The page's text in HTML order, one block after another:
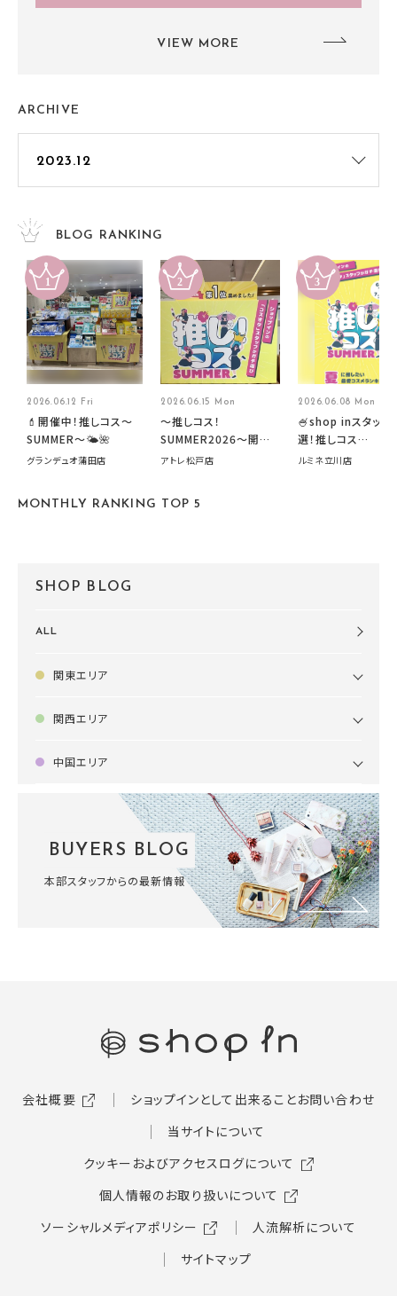
VIEW MORE
ARCHIVE
BLOG RANKING
2026.06.12 Fri
💄開催中！推しコス〜
SUMMER〜🌤️🌺
グランデュオ蒲田店
2026.06.15 Mon
～推しコス！
SUMMER2026～開催
中です！
アトレ松戸店
2026.06.08 Mon
🍧shop inスタッフ
選！推しコス
summer2026開催
ルミネ立川店
MONTHLY RANKING TOP 5
SHOP BLOG
ALL
関東エリア
関西エリア
中国エリア
BUYERS BLOG
本部スタッフからの最新情報
会社概要 ショップインとして出来ることお問い合わせ
当サイトについて
クッキーおよびアクセスログについて
個人情報のお取り扱いについて
ソーシャルメディアポリシー
人流解析について
サイトマップ